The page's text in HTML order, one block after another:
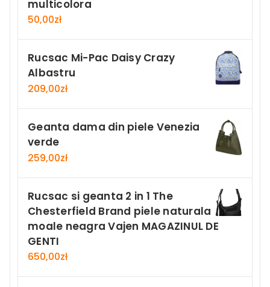
multicolora
50,00zł
Rucsac Mi-Pac Daisy Crazy
Albastru
209,00zł
Geanta dama din piele Venezia
verde
259,00zł
Rucsac si geanta 2 in 1 The
Chesterfield Brand piele naturala
moale neagra Vajen MAGAZINUL DE
GENTI
650,00zł